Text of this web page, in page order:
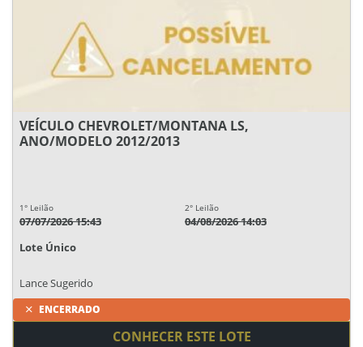
VEÍCULO CHEVROLET/MONTANA LS,
ANO/MODELO 2012/2013
1° Leilão
07/07/2026 15:43
2° Leilão
04/08/2026 14:03
Lote Único
Lance Sugerido
ENCERRADO
CONHECER ESTE LOTE